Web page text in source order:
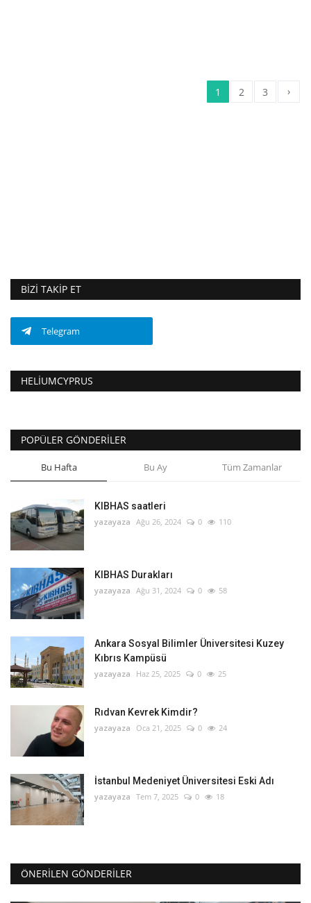
1 2 3 ›
BIZI TAKIP ET
Telegram
HELIUMCYPRUS
POPÜLER GÖNDERILER
Bu Hafta Bu Ay Tüm Zamanlar
KIBHAS saatleri
yazayaza Ağu 26, 2024 0 110
KIBHAS Durakları
yazayaza Ağu 31, 2024 0 58
Ankara Sosyal Bilimler Üniversitesi Kuzey
Kıbrıs Kampüsü
yazayaza Haz 25, 2025 0 25
Rıdvan Kevrek Kimdir?
yazayaza Oca 21, 2025 0 24
İstanbul Medeniyet Üniversitesi Eski Adı
yazayaza Tem 7, 2025 0 18
ÖNERILEN GÖNDERILER